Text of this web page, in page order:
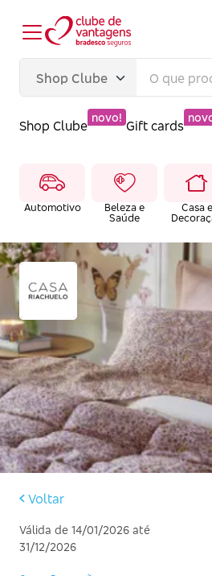
Shop Clube
novo!
Gift cards
Automotivo
Beleza e
Saúde
Casa e
Voltar
Válida de 14/01/2026 até
31/12/2026